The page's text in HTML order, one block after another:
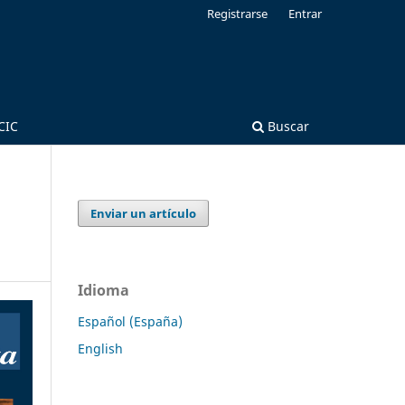
Buscar
Registrarse Entrar
Enviar un artículo
Idioma
Español (España)
English